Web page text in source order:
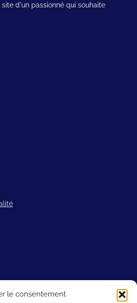
le consentement
d'un passionné qui souhaite